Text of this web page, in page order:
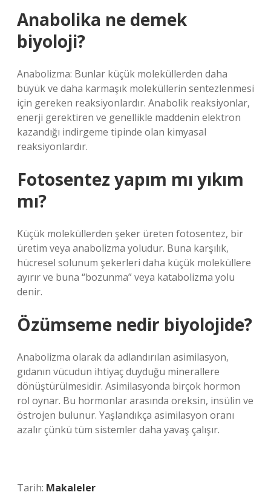
Anabolika ne demek
biyoloji?
Anabolizma: Bunlar küçük moleküllerden daha
büyük ve daha karmaşık moleküllerin sentezlenmesi
için gereken reaksiyonlardır. Anabolik reaksiyonlar,
enerji gerektiren ve genellikle maddenin elektron
kazandığı indirgeme tipinde olan kimyasal
reaksiyonlardır.
Fotosentez yapım mı yıkım
mı?
Küçük moleküllerden şeker üreten fotosentez, bir
üretim veya anabolizma yoludur. Buna karşılık,
hücresel solunum şekerleri daha küçük moleküllere
ayırır ve buna “bozunma” veya katabolizma yolu
denir.
Özümseme nedir biyolojide?
Anabolizma olarak da adlandırılan asimilasyon,
gıdanın vücudun ihtiyaç duyduğu minerallere
dönüştürülmesidir. Asimilasyonda birçok hormon
rol oynar. Bu hormonlar arasında oreksin, insülin ve
östrojen bulunur. Yaşlandıkça asimilasyon oranı
azalır çünkü tüm sistemler daha yavaş çalışır.
Tarih: Makaleler